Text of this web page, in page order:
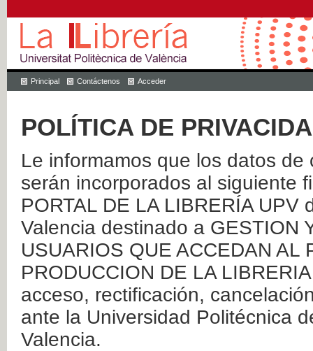
Principal Contáctenos Acceder
POLÍTICA DE
Le informamos que los datos
serán incorporados al siguiente
PORTAL DE LA LIBRERÍA
Valencia destinado a GESTION
USUARIOS QUE ACCEDAN AL
PRODUCCION DE LA
acceso, rectificación,
ante la Universidad Politécnica
Valencia.